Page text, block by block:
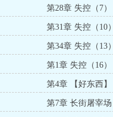
第28章 失控（7）
第31章 失控（10）
第34章 失控（13）
第1章 失控（16）
第4章 【好东西】
第7章 长街屠宰场